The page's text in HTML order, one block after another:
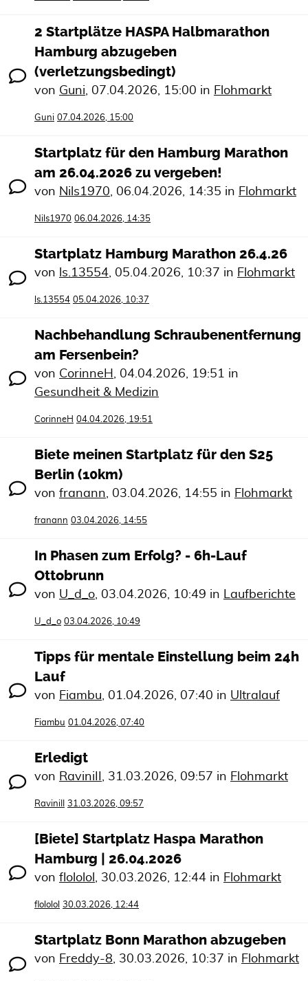
2 Startplätze HASPA Halbmarathon
Hamburg abzugeben
(verletzungsbedingt)
von Guni, 07.04.2026, 15:00 in Flohmarkt
Guni 07.04.2026, 15:00
Startplatz für den Hamburg Marathon
am 26.04.2026 zu vergeben!
von Nils1970, 06.04.2026, 14:35 in Flohmarkt
Nils1970 06.04.2026, 14:35
Startplatz Hamburg Marathon 26.4.26
von ls.13554, 05.04.2026, 10:37 in Flohmarkt
ls.13554 05.04.2026, 10:37
Nachbehandlung Schraubenentfernung
am Fersenbein?
von CorinneH , 04.04.2026, 19:51 in
Gesundheit & Medizin
CorinneH 04.04.2026, 19:51
Biete meinen Startplatz für den S25
Berlin (10km)
von franann, 03.04.2026, 14:55 in Flohmarkt
franann 03.04.2026, 14:55
In Phasen zum Erfolg? - 6h-Lauf
Ottobrunn
von U_d_o, 03.04.2026, 10:49 in Laufberichte
U_d_o 03.04.2026, 10:49
Tipps für mentale Einstellung beim 24h
Lauf
von Fiambu, 01.04.2026, 07:40 in Ultralauf
Fiambu 01.04.2026, 07:40
Erledigt
von RaviniII , 31.03.2026, 09:57 in Flohmarkt
RaviniII 31.03.2026, 09:57
[Biete] Startplatz Haspa Marathon
Hamburg | 26.04.2026
von flololol , 30.03.2026, 12:44 in Flohmarkt
flololol 30.03.2026, 12:44
Startplatz Bonn Marathon abzugeben
von Freddy-8, 30.03.2026, 10:37 in Flohmarkt